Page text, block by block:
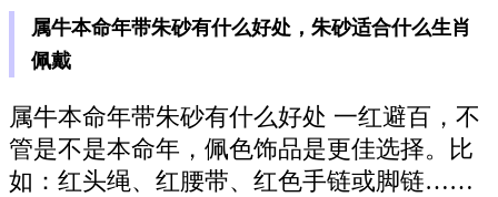
属牛本命年带朱砂有什么好处，朱砂适合什么生肖
佩戴
属牛本命年带朱砂有什么好处 一红避百，不
管是不是本命年，佩色饰品是更佳选择。比
如：红头绳、红腰带、红色手链或脚链……